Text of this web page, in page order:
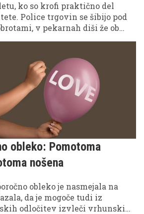
ko so krofi praktično del
Police trgovin se šibijo pod
v pekarnah diši že ob
pa se škatle praznijo
vprašanje ostaja: koliko krofov v
Slovenec v pustnem tednu?
obleko: Pomotoma
nošena
obleko je nasmejala na
da je mogoče tudi iz
odločitev izvleči vrhunski